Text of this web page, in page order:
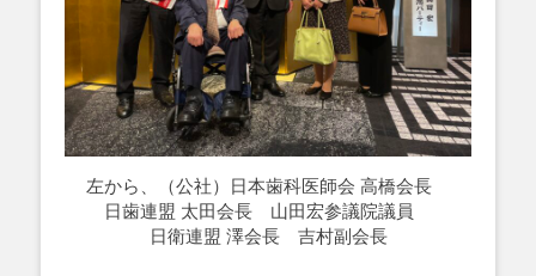
左から、（公社）日本歯科医師会 高橋会長
日歯連盟 太田会長 山田宏参議院議員
日衛連盟 澤会長 吉村副会長